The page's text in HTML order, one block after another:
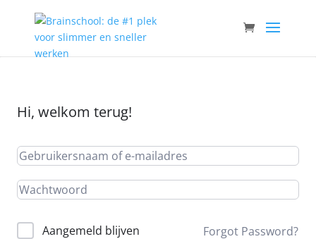
Hi, welkom terug!
Aangemeld blijven Forgot Password?